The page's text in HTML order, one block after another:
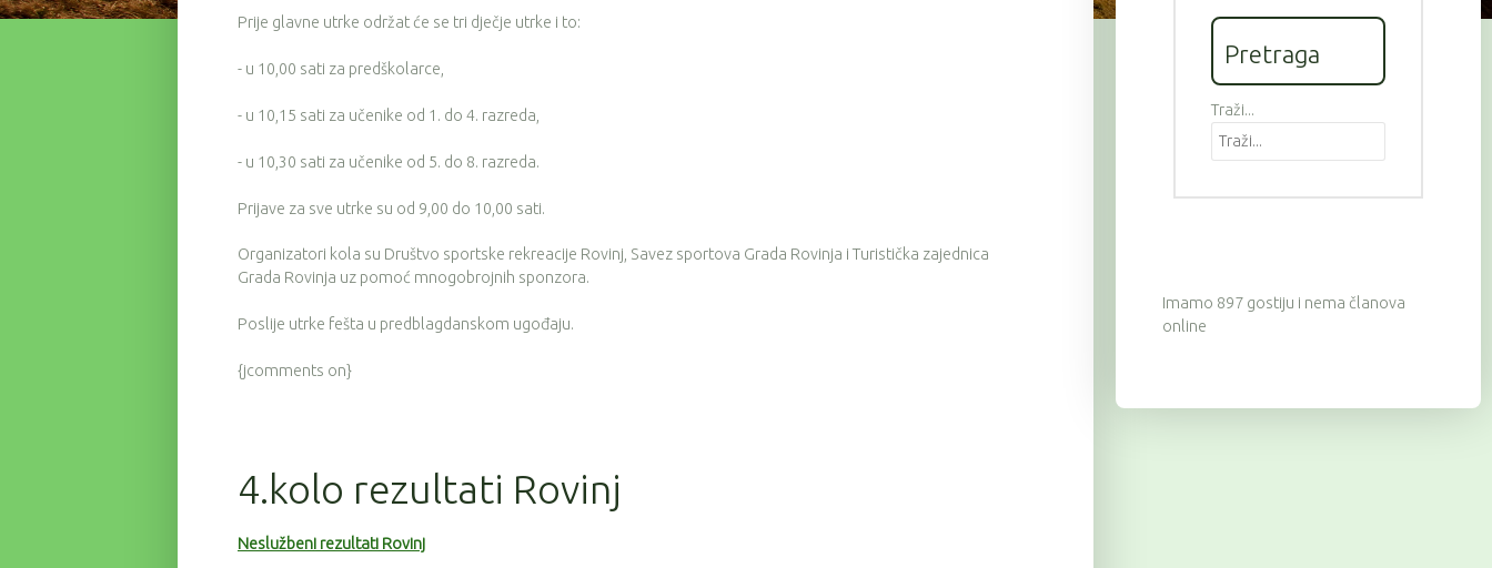
Prije glavne utrke održat će se tri dječje utrke i to:
- u 10,00 sati za predškolarce,
- u 10,15 sati za učenike od 1. do 4. razreda,
- u 10,30 sati za učenike od 5. do 8. razreda.
Prijave za sve utrke su od 9,00 do 10,00 sati.
Organizatori kola su Društvo sportske rekreacije Rovinj, Savez sportova Grada Rovinja i Turistička zajednica
Grada Rovinja uz pomoć mnogobrojnih sponzora.
Poslije utrke fešta u predblagdanskom ugođaju.
{jcomments on}
4.kolo rezultati Rovinj
Neslužbeni rezultati Rovinj
Pretraga
Traži...
Imamo 897 gostiju i nema članova
online